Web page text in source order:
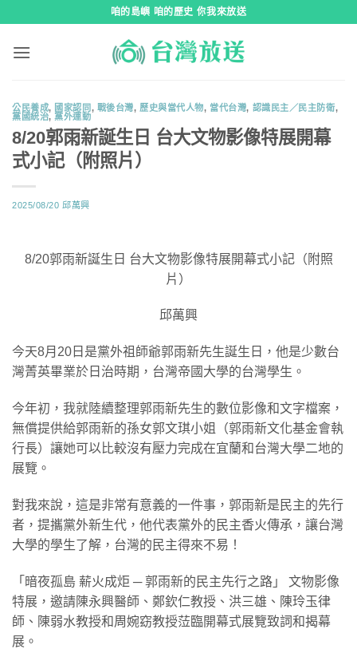
咱的島嶼 咱的歷史 你我來放送
公民養成, 國家認同, 戰後台灣, 歷史與當代人物, 當代台灣, 認識民主／民主防衛,
黨國統治,黨外運動
8/20郭雨新誕生日 台大文物影像特展開幕
式小記（附照片）
2025/08/20 邱萬興
8/20郭雨新誕生日 台大文物影像特展開幕式小記（附照
片）
邱萬興
今天8月20日是黨外祖師爺郭雨新先生誕生日，他是少數台
灣菁英畢業於日治時期，台灣帝國大學的台灣學生。
今年初，我就陸續整理郭雨新先生的數位影像和文字檔案，
無償提供給郭雨新的孫女郭文琪小姐（郭雨新文化基金會執
行長）讓她可以比較沒有壓力完成在宜蘭和台灣大學二地的
展覽。
對我來說，這是非常有意義的一件事，郭雨新是民主的先行
者，提攜黨外新生代，他代表黨外的民主香火傳承，讓台灣
大學的學生了解，台灣的民主得來不易！
「暗夜孤島 薪火成炬 ─ 郭雨新的民主先行之路」 文物影像
特展，邀請陳永興醫師、鄭欽仁教授、洪三雄、陳玲玉律
師、陳弱水教授和周婉窈教授𦲷臨開幕式展覽致詞和揭幕
展。